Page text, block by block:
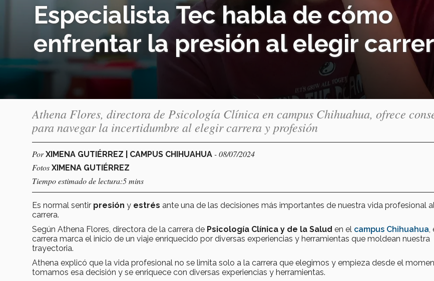
Especialista Tec habla de cómo
enfrentar la presión al elegir
Athena Flores, directora de Psicología Clínica en campus Chihuahua, ofrece
para navegar la incertidumbre al elegir carrera y profesión
PorXIMENA GUTIÉRREZ | CAMPUS CHIHUAHUA - 08/07/2024
Fotos XIMENA GUTIÉRREZ
Tiempo estimado de lectura:5 mins
Es normal sentir presión y estrés ante una de las decisiones más importantes de nuestra vida profesional
carrera.
Según Athena Flores, directora de la carrera de Psicología Clínica y de la Salud en el campus Chihuahua
carrera marca el inicio de un viaje enriquecido por diversas experiencias y herramientas que moldean nuestra
trayectoria.
Athena explicó que la vida profesional no se limita solo a la carrera que elegimos y empieza desde el
tomamos esa decisión y se enriquece con diversas experiencias y herramientas.